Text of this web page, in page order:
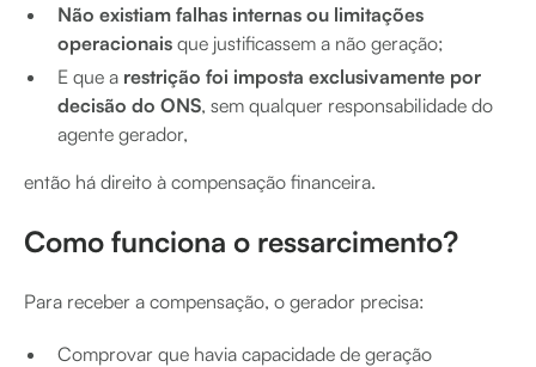
Não existiam falhas internas ou limitações
operacionais que justificassem a não geração;
E que a restrição foi imposta exclusivamente por
decisão do ONS, sem qualquer responsabilidade do
agente gerador,
então há direito à compensação financeira.
Como funciona o ressarcimento?
Para receber a compensação, o gerador precisa:
Comprovar que havia capacidade de geração